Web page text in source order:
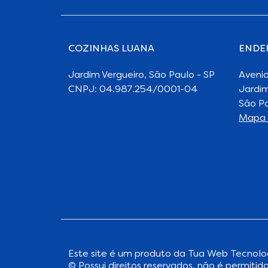
COZINHAS LUANA
Jardim Vergueiro, São Paulo - SP
CNPJ: 04.987.254/0001-04
São
Mapa
Este site é um produto da Tua Web